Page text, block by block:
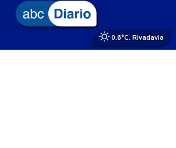
0.6°C. Rivadavia